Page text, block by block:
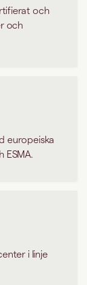
och
och
europeiska
ESMA.
i linje